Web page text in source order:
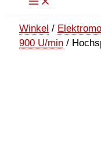
Winkel /
900 U/min /